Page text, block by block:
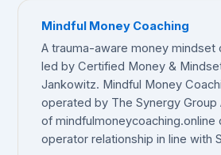
Mindful Money Coaching
A trauma-aware money mindset
led by Certified Money &
Jankowitz. Mindful Money
operated by The Synergy Group
of mindfulmoneycoaching.online
operator relationship in line with